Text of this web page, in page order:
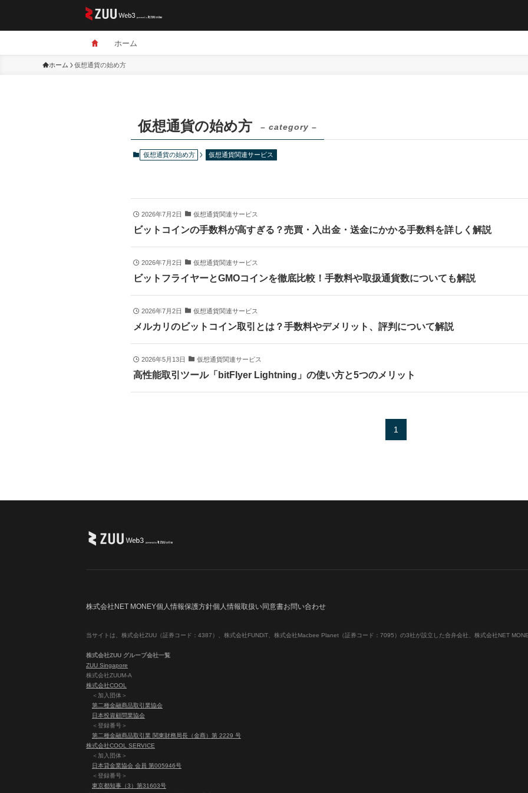
ホーム
ホーム 仮想通貨の始め方
仮想通貨の始め方 – category –
仮想通貨の始め方 仮想通貨関連サービス
2026年7月2日 仮想通貨関連サービス
ビットコインの手数料が高すぎる？売買・入出金・送金にかかる手数料を詳しく解説
2026年7月2日 仮想通貨関連サービス
ビットフライヤーとGMOコインを徹底比較！手数料や取扱通貨数についても解説
2026年7月2日 仮想通貨関連サービス
メルカリのビットコイン取引とは？手数料やデメリット、評判について解説
2026年5月13日 仮想通貨関連サービス
高性能取引ツール「bitFlyer Lightning」の使い方と5つのメリット
1
株式会社NET MONEY個人情報保護方針個人情報取扱い同意書お問い合わせ
当サイトは、株式会社ZUU（証券コード：4387）、株式会社FUNDiT、株式会社Macbee Planet（証券コード：7095）の3社が設立した合弁会社、株式会社NET
株式会社ZUU グループ会社一覧
ZUU Singapore
株式会社ZUUM-A
株式会社COOL
＜加入団体＞
第二種金融商品取引業協会
日本投資顧問業協会
＜登録番号＞
第二種金融商品取引業 関東財務局長（金商）第 2229 号
株式会社COOL SERVICE
＜加入団体＞
日本貸金業協会 会員 第005946号
＜登録番号＞
東京都知事（3）第31603号